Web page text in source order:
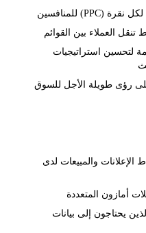
بين القوائم
استراتيجيات
طويلة الأجل للسوق
والمبيعات لدى
المتعددة
إلى بيانات